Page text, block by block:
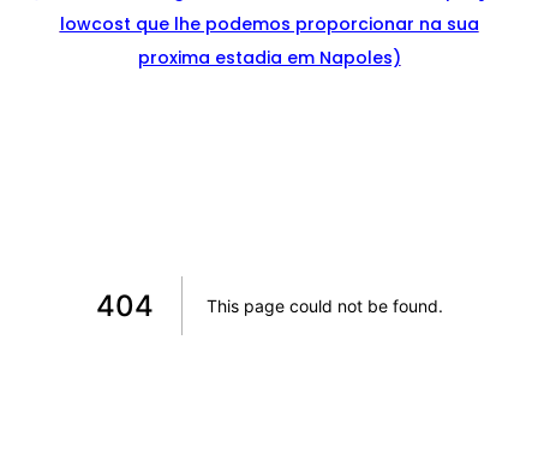
lowcost que lhe podemos proporcionar na sua
proxima estadia em Napoles)